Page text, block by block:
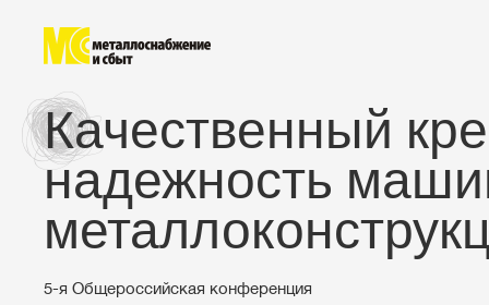
Качественный
надежность
5-я Общероссийская конференция